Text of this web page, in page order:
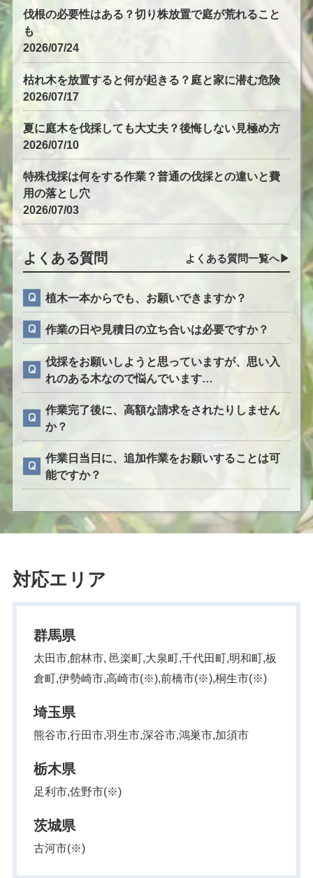
伐根の必要性はある？切り株放置で庭が荒れること
も
2026/07/24
枯れ木を放置すると何が起きる？庭と家に潜む危険
2026/07/17
夏に庭木を伐採しても大丈夫？後悔しない見極め方
2026/07/10
特殊伐採は何をする作業？普通の伐採との違いと費
用の落とし穴
2026/07/03
よくある質問 よくある質問一覧へ▶︎
植木一本からでも、お願いできますか？
作業の日や見積日の立ち合いは必要ですか？
伐採をお願いしようと思っていますが、思い入
れのある木なので悩んでいます…
作業完了後に、高額な請求をされたりしません
か？
作業日当日に、追加作業をお願いすることは可
能ですか？
対応エリア
群馬県
太田市,館林市, 邑楽町,大泉町,千代田町,明和町,板
倉町,伊勢崎市,高崎市(※),前橋市(※),桐生市(※)
埼玉県
熊谷市,行田市,羽生市,深谷市,鴻巣市,加須市
栃木県
足利市,佐野市(※)
茨城県
古河市(※)